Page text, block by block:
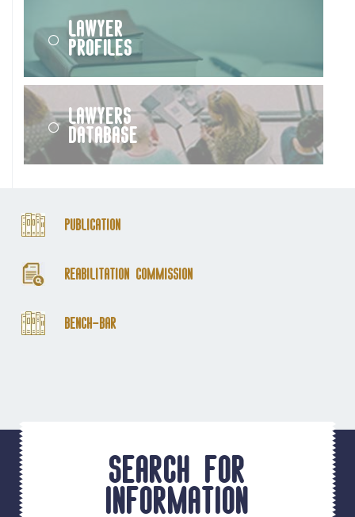
Lawyer
Profiles
Lawyers
Database
Publication
Reabilitation Commission
Bench-Bar
Search for
information